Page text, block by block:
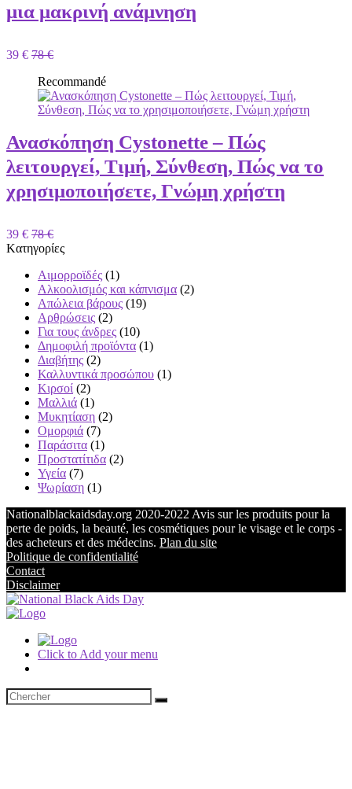
μια μακρινή ανάμνηση
39 € 78 €
Recommandé
Ανασκόπηση Cystonette – Πώς
λειτουργεί, Τιμή, Σύνθεση, Πώς να το
χρησιμοποιήσετε, Γνώμη χρήστη
39 € 78 €
Kατηγορίες
Αιμορροϊδές (1)
Αλκοολισμός και κάπνισμα (2)
Απώλεια βάρους (19)
Αρθρώσεις (2)
Για τους άνδρες (10)
Δημοφιλή προϊόντα (1)
Διαβήτης (2)
Καλλυντικά προσώπου (1)
Κιρσοί (2)
Μαλλιά (1)
Μυκητίαση (2)
Ομορφιά (7)
Παράσιτα (1)
Προστατίτιδα (2)
Υγεία (7)
Ψωρίαση (1)
Nationalblackaidsday.org 2020-2022 Avis sur les produits pour la
perte de poids, la beauté, les cosmétiques pour le visage et le corps -
des acheteurs et des médecins. Plan du site
Politique de confidentialité
Contact
Disclaimer
Click to Add your menu